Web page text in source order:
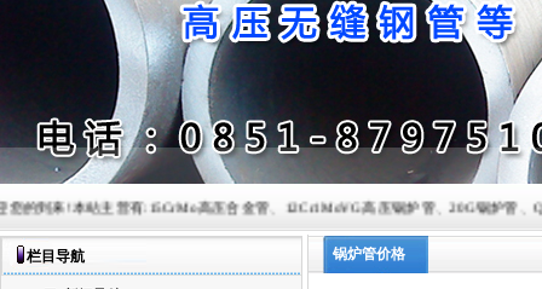
到来!本站主营有:15CrMo高压合金管、12Cr1MoVG高压锅炉管、20G锅炉管、
栏目导航 锅炉管价格